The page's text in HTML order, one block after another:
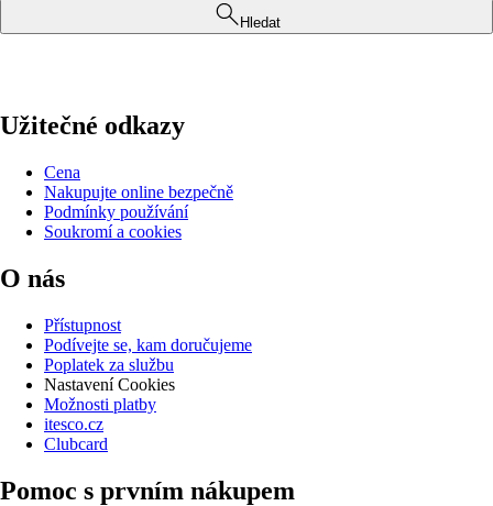
Hledat
Užitečné odkazy
Cena
Nakupujte online bezpečně
Podmínky používání
Soukromí a cookies
O nás
Přístupnost
Podívejte se, kam doručujeme
Poplatek za službu
Nastavení Cookies
Možnosti platby
itesco.cz
Clubcard
Pomoc s prvním nákupem